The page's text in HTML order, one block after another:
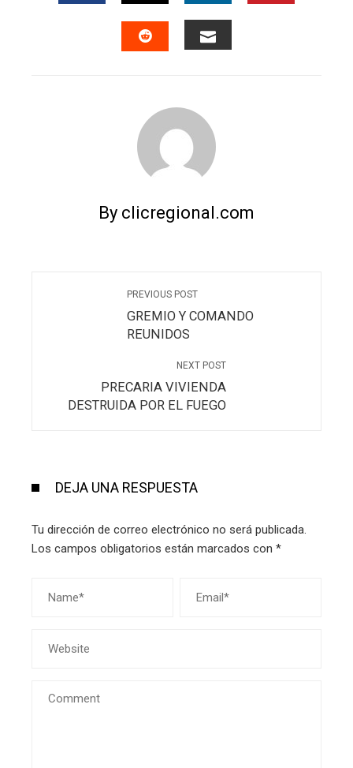
FACEBOOKTWITTERLINKEDIN
By clicregional.com
PREVIOUS POST
GREMIO Y COMANDO
REUNIDOS
NEXT POST
PRECARIA VIVIENDA
DESTRUIDA POR EL FUEGO
DEJA UNA RESPUESTA
Tu dirección de correo electrónico no será publicada.
Los campos obligatorios están marcados con *